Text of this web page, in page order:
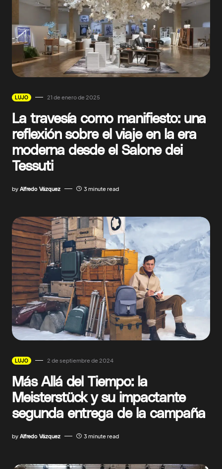
LUJO 21 de enero de 2025
La travesía como manifiesto: una
reflexión sobre el viaje en la era
moderna desde el Salone dei
Tessuti
by Alfredo Vázquez 3 minute read
LUJO 2 de septiembre de 2024
Más Allá del Tiempo: la
Meisterstück y su impactante
segunda entrega de la campaña
by Alfredo Vázquez 3 minute read